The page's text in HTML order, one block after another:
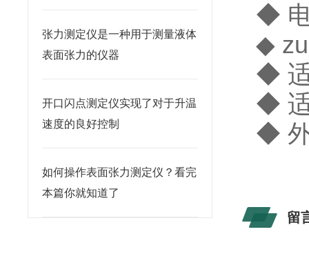
张力测定仪是一种用于测量液体
表面张力的仪器
开口闪点测定仪实现了对于升温
速度的良好控制
如何操作表面张力测定仪？看完
本篇你就知道了
◆
◆ zu
◆
◆
◆
留